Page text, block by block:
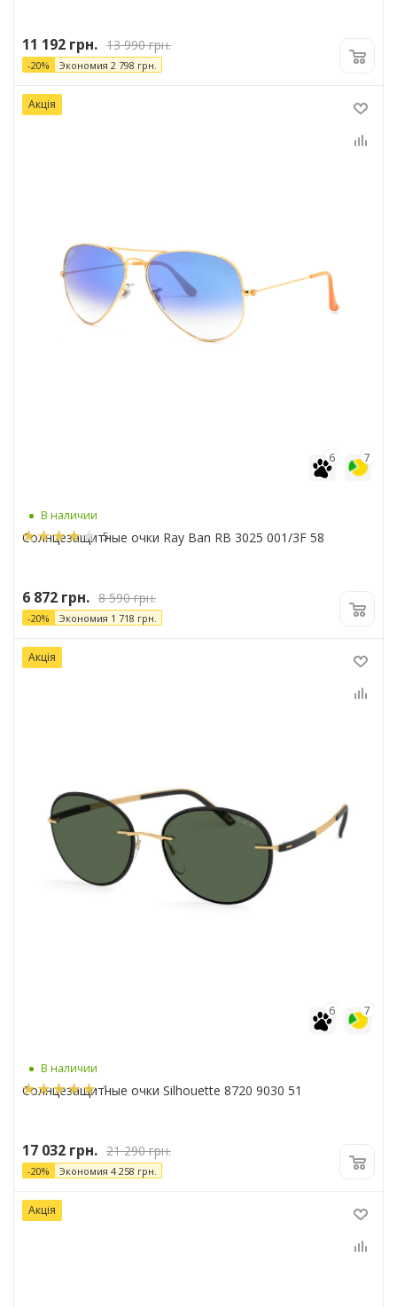
11 192 грн. 13 990грн.
-20% Экономия 2 798 грн.
Акція
7
6
В наличии
5
Солнцезащитные очки Ray Ban RB 3025 001/3F 58
6 872 грн. 8 590грн.
-20% Экономия 1 718 грн.
Акція
7
6
В наличии
1
Солнцезащитные очки Silhouette 8720 9030 51
17 032 грн. 21 290грн.
-20% Экономия 4 258 грн.
Акція